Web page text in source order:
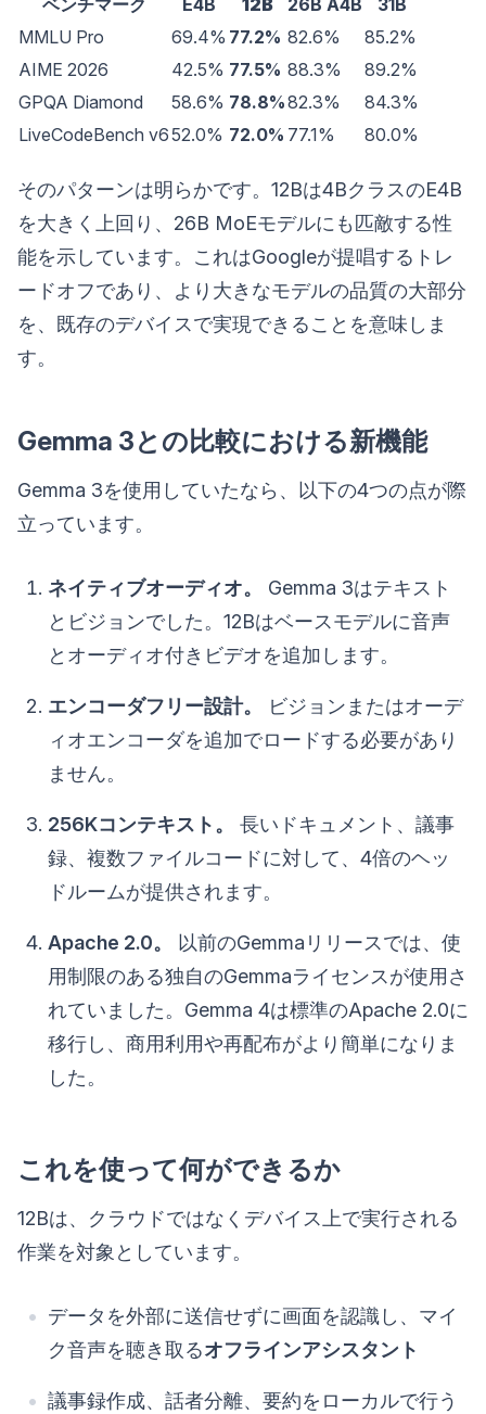
ベンチマーク E4B 12B 26B A4B
31B
MMLU Pro
69.4% 77.2% 82.6%
85.2%
AIME 2026
42.5% 77.5% 88.3%
89.2%
GPQA Diamond
58.6% 78.8%82.3%
84.3%
LiveCodeBench v652.0% 72.0% 77.1% 80.0%
そのパターンは明らかです。12Bは4BクラスのE4B
を大きく上回り、26B MoEモデルにも匹敵する性
能を示しています。これはGoogleが提唱するトレ
ードオフであり、より大きなモデルの品質の大部分
を、既存のデバイスで実現できることを意味しま
す。
Gemma 3との比較における新機能
Gemma 3を使用していたなら、以下の4つの点が際
立っています。
ネイティブオーディオ。
Gemma 3はテキスト
とビジョンでした。12Bはベースモデルに音声
とオーディオ付きビデオを追加します。
エンコーダフリー設計。
ビジョンまたはオーデ
ィオエンコーダを追加でロードする必要があり
ません。
256Kコンテキスト。
長いドキュメント、議事
録、複数ファイルコードに対して、4倍のヘッ
ドルームが提供されます。
Apache 2.0。
以前のGemmaリリースでは、使
用制限のある独自のGemmaライセンスが使用さ
れていました。Gemma 4は標準のApache 2.0に
移行し、商用利用や再配布がより簡単になりま
した。
これを使って何ができるか
12Bは、クラウドではなくデバイス上で実行される
作業を対象としています。
データを外部に送信せずに画面を認識し、マイ
ク音声を聴き取るオフラインアシスタント
議事録作成、話者分離、要約をローカルで行う